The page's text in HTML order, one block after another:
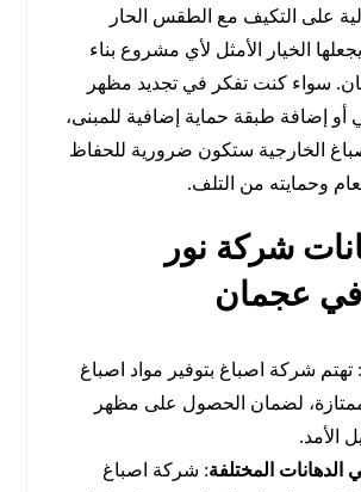
على التكيف مع الطقس الحار
الخيار الأمثل لأي مشروع بناء
سواء كنت تفكر في تجديد مظهر
أو إضافة طبقة حماية إضافية للمبنى،
الخارجية ستكون ضرورية للحفاظ
وحمايته من التلف.
شركة نور
في عجمان
: تهتم شركة اصباغ بتوفير مواد اصباغ
لضمان الحصول على مظهر
الأمد.
المختلفة: شركة اصباغ